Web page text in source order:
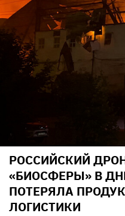
РОССИЙСКИЙ
«БИОСФЕРЫ» В
ПОТЕРЯЛА
ЛОГИСТИКИ